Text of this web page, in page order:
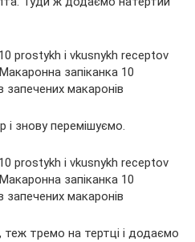
знову перемішуємо.
тремо на тертці і додаємо